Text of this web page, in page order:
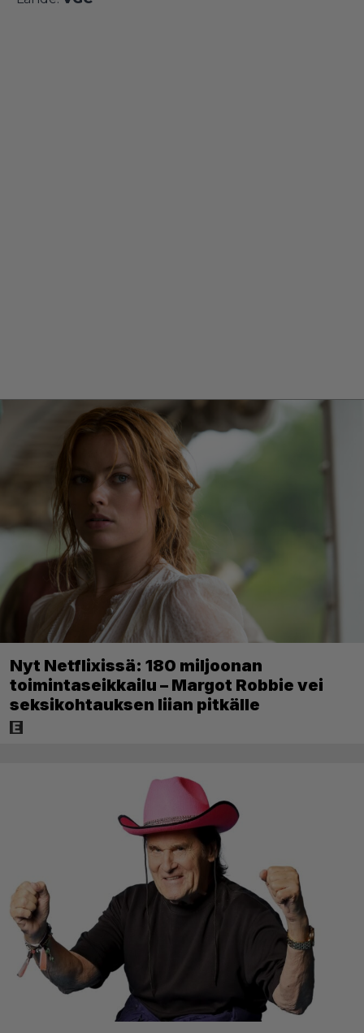
Nyt Netflixissä: 180 miljoonan
toimintaseikkailu – Margot Robbie vei
seksikohtauksen liian pitkälle